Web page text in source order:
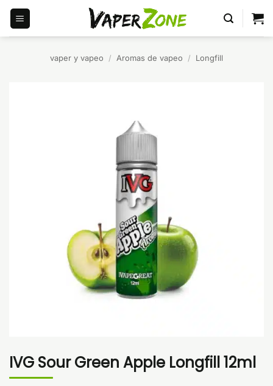
Saltar
contenido
vaper y vapeo / Aromas de vapeo / Longfill
IVG Sour Green Apple Longfill 12ml